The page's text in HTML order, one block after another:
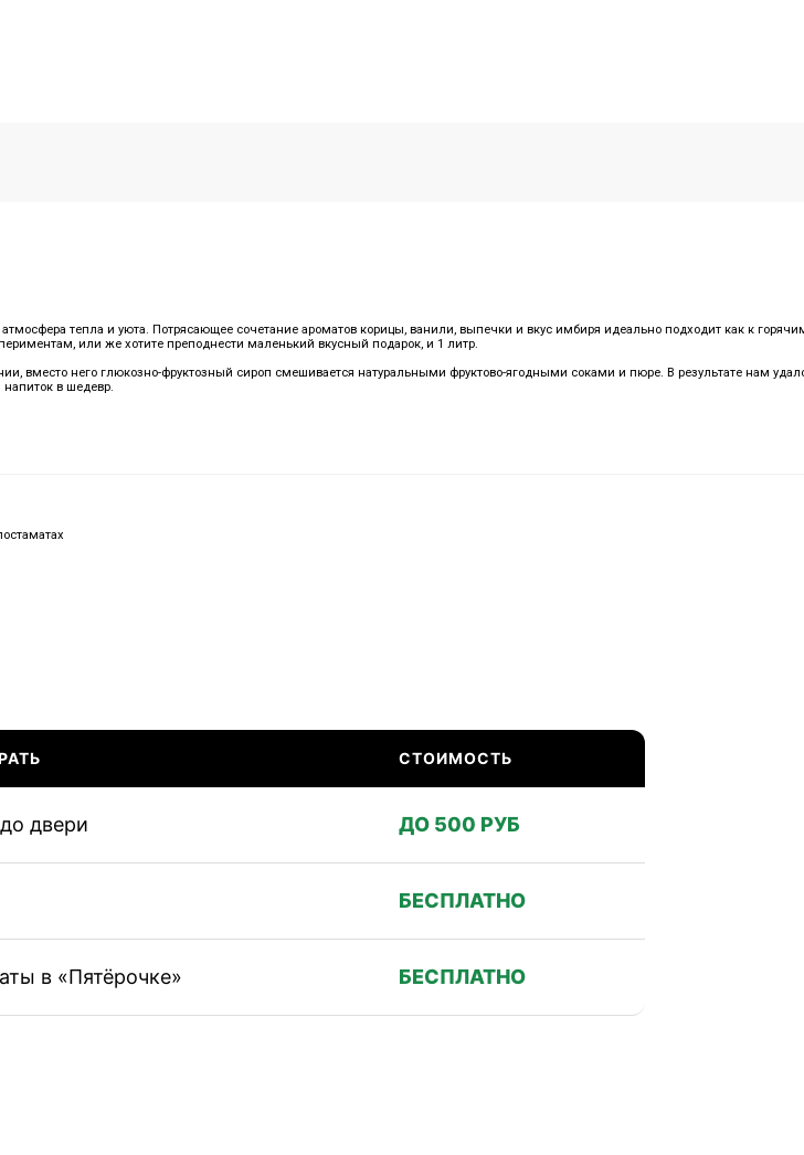
тепла и уюта. Потрясающее сочетание ароматов корицы, ванили, выпечки и вкус имбиря идеально подходит как к
или же хотите преподнести маленький вкусный подарок, и 1 литр.
вместо него глюкозно-фруктозный сироп смешивается натуральными фруктово-ягодными соками и пюре. В результате нам
в шедевр.
СТОИМОСТЬ
двери ДО 500 РУБ
БЕСПЛАТНО
в «Пятёрочке» БЕСПЛАТНО